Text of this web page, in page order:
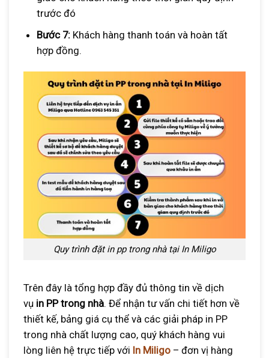
trước đó
Bước 7:Khách hàng thanh toán và hoàn tất
hợp đồng.
Quy trình đặt in pp trong nhà tại In Miligo
Trên đây là tổng hợp đầy đủ thông tin về dịch
vụ in PP trong nhà. Để nhận tư vấn chi tiết hơn về
thiết kế, bảng giá cụ thể và các giải pháp in PP
trong nhà chất lượng cao, quý khách hàng vui
lòng liên hệ trực tiếp với In Miligo – đơn vị hàng